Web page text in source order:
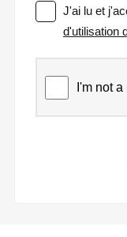
J'ai lu et
d'utilisation